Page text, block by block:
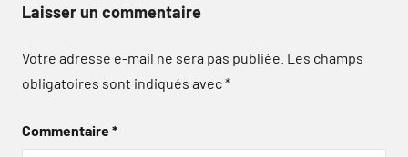
Laisser un commentaire
Votre adresse e-mail ne sera pas publiée. Les champs
obligatoires sont indiqués avec*
Commentaire*